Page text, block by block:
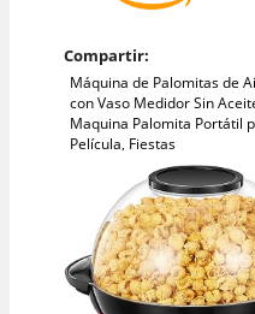
Compartir:
Máquina de Palomitas de
con Vaso Medidor Sin
Maquina Palomita Portátil
Película, Fiestas